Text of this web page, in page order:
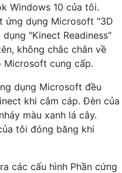
Windows 10 của tôi.
ứng dụng Microsoft "3D
dụng "Kinect Readiness"
không chắc chắn về
Microsoft cung cấp.
dụng Microsoft đều
khi cắm cáp. Đèn của
màu xanh lá cây.
tôi đóng băng khi
các cấu hình Phần cứng